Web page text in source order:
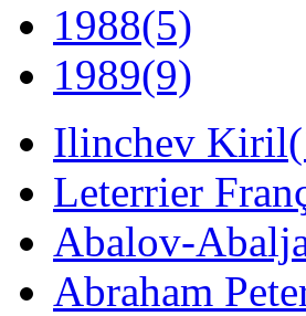
1988(5)
1989(9)
Ilinchev Kiril
Leterrier
Abalov-
Abraham